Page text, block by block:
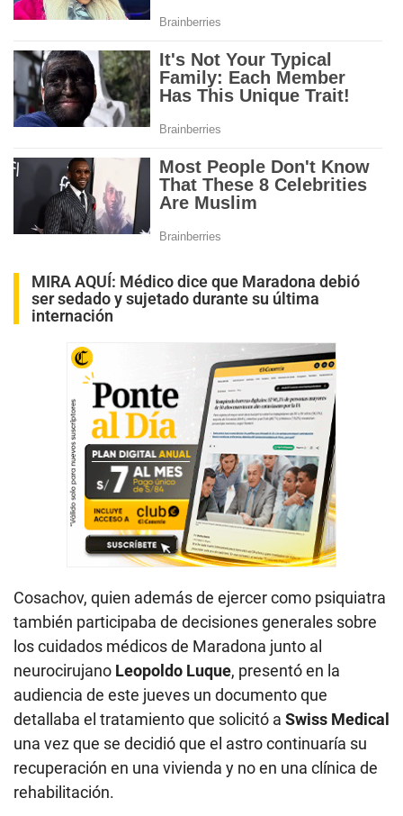
MIRA AQUÍ: Médico dice que Maradona debió
ser sedado y sujetado durante su última
internación
Cosachov, quien además de ejercer como psiquiatra
también participaba de decisiones generales sobre
los cuidados médicos de Maradona junto al
neurocirujano Leopoldo Luque, presentó en la
audiencia de este jueves un documento que
detallaba el tratamiento que solicitó a Swiss Medical
una vez que se decidió que el astro continuaría su
recuperación en una vivienda y no en una clínica de
rehabilitación.